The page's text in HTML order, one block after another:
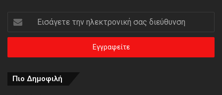
Εισάγετε
την
ηλεκτρονική
διεύθυνση
Πιο Δημοφιλή